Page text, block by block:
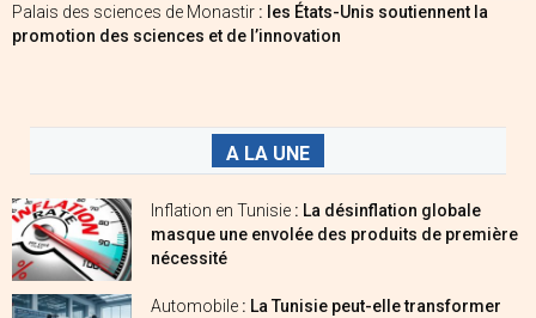
Palais des sciences de Monastir : les États-Unis soutiennent la
promotion des sciences et de l’innovation
A LA UNE
Inflation en Tunisie : La désinflation globale
masque une envolée des produits de première
nécessité
Automobile : La Tunisie peut-elle transformer